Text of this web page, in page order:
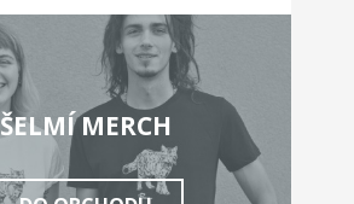
ŠELMÍ MERCH